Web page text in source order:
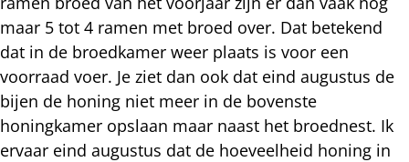
maar 5 tot 4 ramen met broed over. Dat betekend
dat in de broedkamer weer plaats is voor een
voorraad voer. Je ziet dan ook dat eind augustus de
bijen de honing niet meer in de bovenste
honingkamer opslaan maar naast het broednest. Ik
ervaar eind augustus dat de hoeveelheid honing in